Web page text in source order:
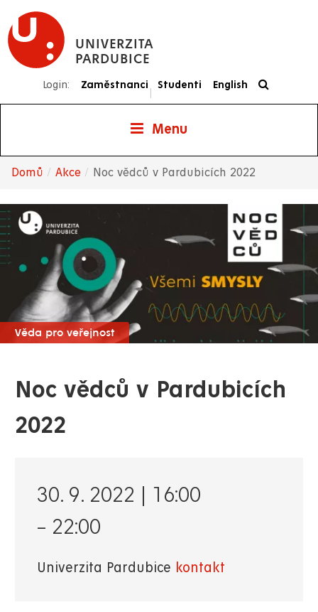
Přejít
hlavnímu
UNIVERZITA
PARDUBICE
Login: Zaměstnanci
|
Studenti English
Menu
navigace
Domů Akce Noc vědců v Pardubicích 2022
Věda pro veřejnost
Noc vědců v Pardubicích
2022
30. 9. 2022 | 16:00
– 22:00
Univerzita Pardubice kontakt